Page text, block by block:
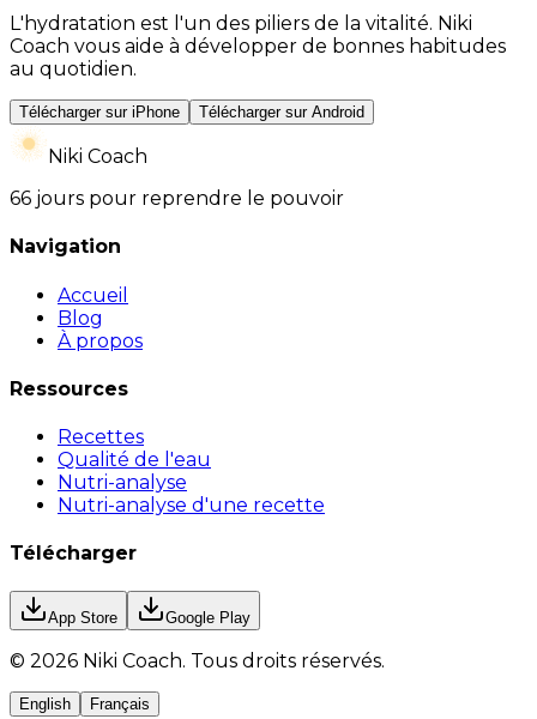
L'hydratation est l'un des piliers de la vitalité. Niki
Coach vous aide à développer de bonnes habitudes
au quotidien.
Télécharger sur iPhone Télécharger sur Android
Niki Coach
66 jours pour reprendre le pouvoir
Navigation
Accueil
Blog
À propos
Ressources
Recettes
Qualité de l'eau
Nutri-analyse
Nutri-analyse d'une recette
Télécharger
App Store Google Play
© 2026 Niki Coach. Tous droits réservés.
English Français